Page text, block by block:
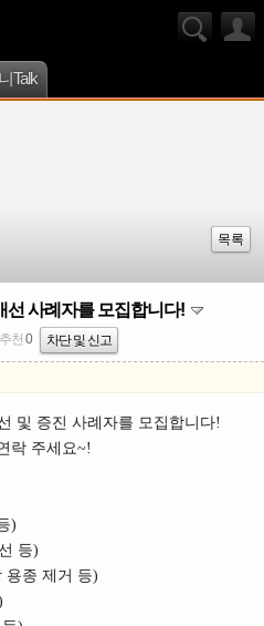
Talk
목록
선 사례자를 모집합니다!
추천 0 차단 및 신고
및 증진 사례자를 모집합니다!
락 주세요~!
)
등)
용종 제거 등)